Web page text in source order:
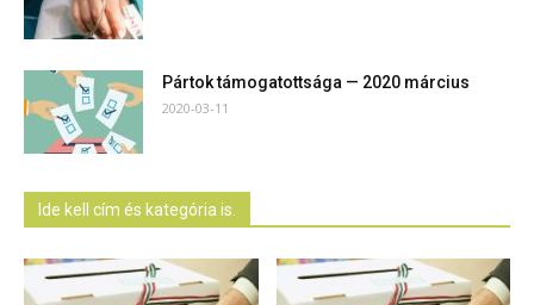
Pártok támogatottsága — 2020 március
2020-03-11
Ide kell cím és kategória is.